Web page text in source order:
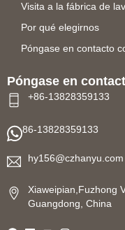
Visita a la fábrica de
Por qué elegirnos
Póngase en contacto
Póngase en
+86-13828359133
86-13828359133
hy156@czhanyu.com
Xiaweipian,Fuzhong
Guangdong, China